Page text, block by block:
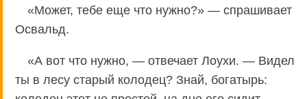
«Может, тебе еще что нужно?» — спрашивает
Освальд.
«А вот что нужно, — отвечает Лоухи. — Видел
ты в лесу старый колодец? Знай, богатырь: